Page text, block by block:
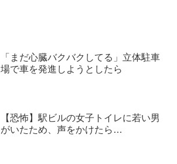
「まだ心臓バクバクしてる」立体駐車
場で車を発進しようとしたら
【恐怖】駅ビルの女子トイレに若い男
がいたため、声をかけたら…